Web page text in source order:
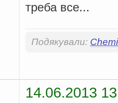
треба все...
Подякували:
14.06.2013